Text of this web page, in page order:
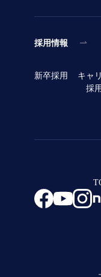
採用情報
新卒採用
キャ
採用